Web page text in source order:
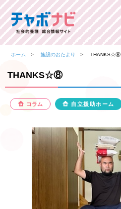
ホーム 施設のおたより THANKS☆⑧
THANKS☆⑧
コラム 自立援助ホーム